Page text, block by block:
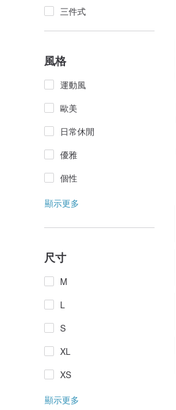
三件式
風格
運動風
歐美
日常休閒
優雅
個性
顯示更多
尺寸
M
L
S
XL
XS
顯示更多